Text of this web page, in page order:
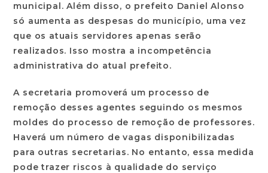
municipal. Além disso, o prefeito Daniel Alonso
só aumenta as despesas do município, uma vez
que os atuais servidores apenas serão
realizados. Isso mostra a incompetência
administrativa do atual prefeito.
A secretaria promoverá um processo de
remoção desses agentes seguindo os mesmos
moldes do processo de remoção de professores.
Haverá um número de vagas disponibilizadas
para outras secretarias. No entanto, essa medida
pode trazer riscos à qualidade do serviço